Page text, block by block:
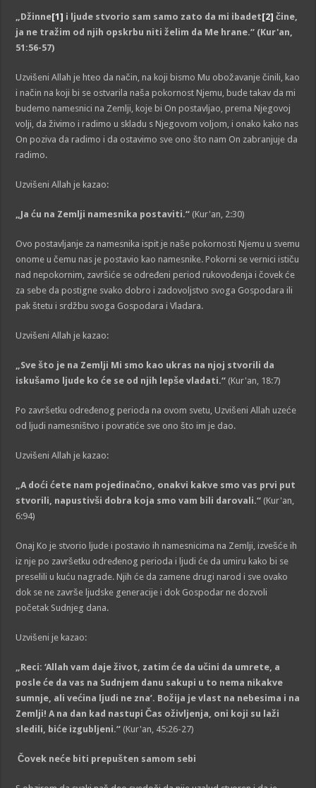
„Džinne[1] i ljude stvorio sam samo zato da mi ibadet[2] čine,
ja ne tražim od njih opskrbu niti želim da Me hrane.“ (Kur'an,
51:56-57)
Uzvišeni Allah je hteo da način, na koji bismo Mu obožavanje činili, kao
i način na koji bi se ostvarila naša pokornost Njemu, bude takav da mi
budemo namesnici na Zemlji, koje bi On postavljao, prema Njegovoj
volji, da živimo i radimo u skladu s Njegovom voljom, i onako kako nas
On poziva da radimo i da ostavimo sve ono što nam On zabranjuje da
radimo.
Uzvišeni Allah je kazao:
„Ja ću na Zemlji namesnika postaviti.“ (Kur'an, 2:30)
Ovo postavljanje za namesnika ispit je naše pokornosti Njemu u svemu
onome u čemu nas je postavio kao namesnike. Pokorni se vernici ističu
nad nepokornim, završiće se određeni period rukovođenja i čovek će
za sebe da postigne svako dobro i zadovoljstvo svoga Gospodara ili
pak štetu i srdžbu svoga Gospodara i Vladara.
Uzvišeni Allah je kazao:
„Sve što je na Zemlji Mi smo kao ukras na njoj stvorili da
iskušamo ljude ko će se od njih lepše vladati.“ (Kur'an, 18:7)
Po završetku određenog perioda na ovom svetu, Uzvišeni Allah uzeće
od ljudi namesništvo i povratiće sve ono što im je dao.
Uzvišeni Allah je kazao:
„A doći ćete nam pojedinačno, onakvi kakve smo vas prvi put
stvorili, napustivši dobra koja smo vam bili darovali.“ (Kur'an,
6:94)
Onaj Ko je stvorio ljude i postavio ih namesnicima na Zemlji, izvešće ih
iz nje po završetku određenog perioda i ljudi će da umiru kako bi se
preselili u kuću nagrade. Njih će da zamene drugi narod i sve ovako
dok se ne završe ljudske generacije i dok Gospodar ne dozvoli
početak Sudnjeg dana.
Uzvišeni je kazao:
„Reci: ‘Allah vam daje život, zatim će da učini da umrete, a
posle će da vas na Sudnjem danu sakupi u to nema nikakve
sumnje, ali većina ljudi ne zna’. Božija je vlast na nebesima i na
Zemlji! A na dan kad nastupi Čas oživljenja, oni koji su laži
sledili, biće izgubljeni.“ (Kur'an, 45:26-27)
Čovek neće biti prepušten samom sebi